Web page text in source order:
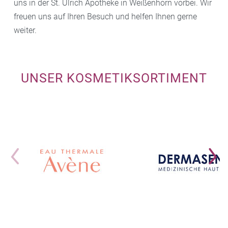
uns in der St. Ulrich Apotheke in Weißenhorn vorbei. Wir
freuen uns auf Ihren Besuch und helfen Ihnen gerne
weiter.
UNSER KOSMETIKSORTIMENT